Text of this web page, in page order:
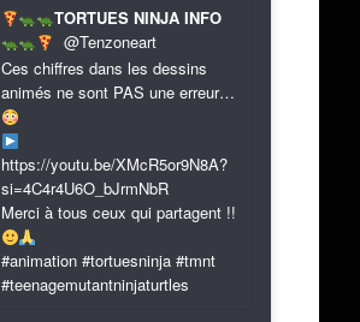
TORTUES NINJA INFO
@Tenzoneart
Ces chiffres dans les dessins
animés ne sont PAS une erreur…
https://youtu.be/XMcR5or9N8A?
si=4C4r4U6O_bJrmNbR
Merci à tous ceux qui partagent !!
#animation #tortuesninja #tmnt
#teenagemutantninjaturtles